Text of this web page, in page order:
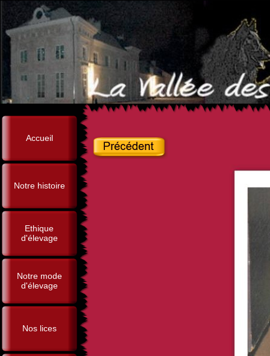
Accueil
Notre histoire
Ethique
d'élevage
Notre mode
d'élevage
Nos lices